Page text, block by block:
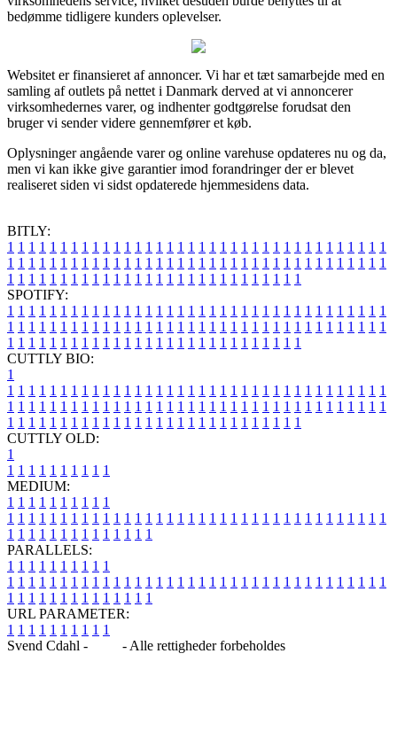
bedømme tidligere kunders oplevelser.
Websitet er finansieret af annoncer. Vi har et tæt samarbejde med en
samling af outlets på nettet i Danmark derved at vi annoncerer
virksomhedernes varer, og indhenter godtgørelse forudsat den
bruger vi sender videre gennemfører et køb.
Oplysninger angående varer og online varehuse opdateres nu og da,
men vi kan ikke give garantier imod forandringer der er blevet
realiseret siden vi sidst opdaterede hjemmesidens data.
BITLY:
1 1 1 1 1 1 1 1 1 1 1 1 1 1 1 1 1 1 1 1 1 1 1 1 1 1 1 1 1 1 1 1 1 1 1 1
1 1 1 1 1 1 1 1 1 1 1 1 1 1 1 1 1 1 1 1 1 1 1 1 1 1 1 1 1 1 1 1 1 1 1 1
1 1 1 1 1 1 1 1 1 1 1 1 1 1 1 1 1 1 1 1 1 1 1 1 1 1 1 1
SPOTIFY:
1 1 1 1 1 1 1 1 1 1 1 1 1 1 1 1 1 1 1 1 1 1 1 1 1 1 1 1 1 1 1 1 1 1 1 1
1 1 1 1 1 1 1 1 1 1 1 1 1 1 1 1 1 1 1 1 1 1 1 1 1 1 1 1 1 1 1 1 1 1 1 1
1 1 1 1 1 1 1 1 1 1 1 1 1 1 1 1 1 1 1 1 1 1 1 1 1 1 1 1
CUTTLY BIO:
1
1 1 1 1 1 1 1 1 1 1 1 1 1 1 1 1 1 1 1 1 1 1 1 1 1 1 1 1 1 1 1 1 1 1 1 1
1 1 1 1 1 1 1 1 1 1 1 1 1 1 1 1 1 1 1 1 1 1 1 1 1 1 1 1 1 1 1 1 1 1 1 1
1 1 1 1 1 1 1 1 1 1 1 1 1 1 1 1 1 1 1 1 1 1 1 1 1 1 1 1
CUTTLY OLD:
1
1 1 1 1 1 1 1 1 1 1
MEDIUM:
1 1 1 1 1 1 1 1 1 1
1 1 1 1 1 1 1 1 1 1 1 1 1 1 1 1 1 1 1 1 1 1 1 1 1 1 1 1 1 1 1 1 1 1 1 1
1 1 1 1 1 1 1 1 1 1 1 1 1 1
PARALLELS:
1 1 1 1 1 1 1 1 1 1
1 1 1 1 1 1 1 1 1 1 1 1 1 1 1 1 1 1 1 1 1 1 1 1 1 1 1 1 1 1 1 1 1 1 1 1
1 1 1 1 1 1 1 1 1 1 1 1 1 1
URL PARAMETER:
1 1 1 1 1 1 1 1 1 1
Svend Cdahl -
- Alle rettigheder forbeholdes